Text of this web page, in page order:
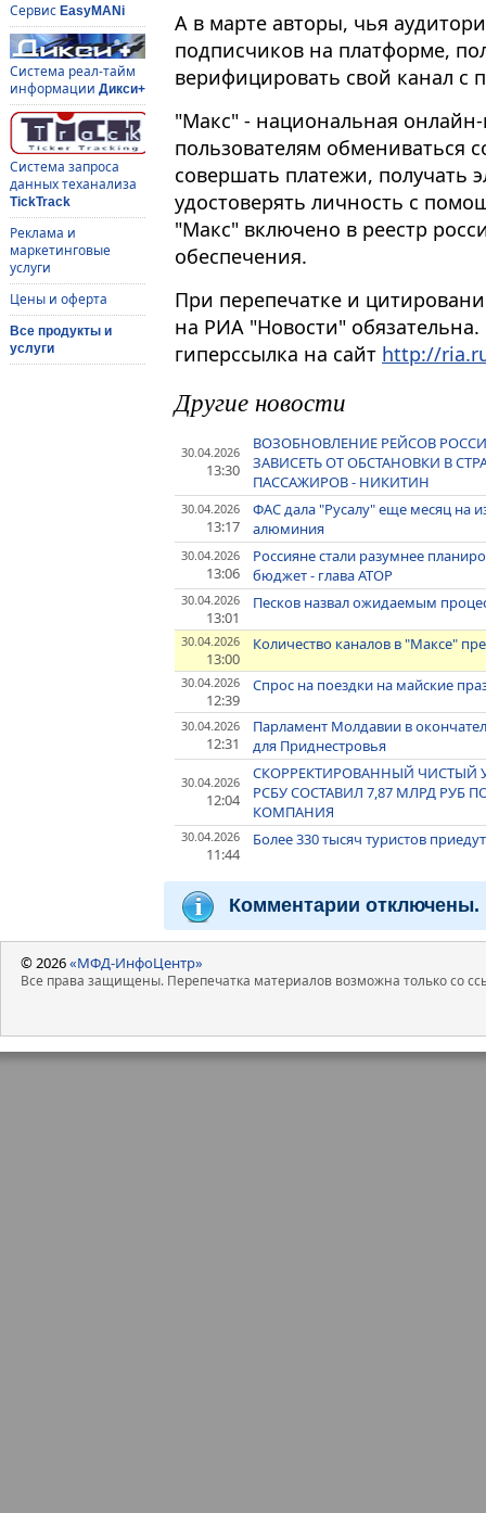
Сервис EasyMANi
Система реал-тайм
информации Дикси+
Система запроса
данных теханализа
TickTrack
Реклама и
маркетинговые
услуги
Цены и оферта
Все продукты и
услуги
А в марте авторы, чья
подписчиков на платформе,
верифицировать свой канал
"Макс" - национальная
пользователям обмениваться
совершать платежи, получать
удостоверять личность с
"Макс" включено в реестр
обеспечения.
При перепечатке и
на РИА "Новости"
гиперссылка на сайт http://
Другие новости
30.04.2026
13:30
ВОЗОБНОВЛЕНИЕ РЕЙСОВ
ЗАВИСЕТЬ ОТ ОБСТАНОВКИ В
ПАССАЖИРОВ - НИКИТИН
30.04.2026
13:17
ФАС дала "Русалу" еще месяц на
алюминия
30.04.2026
13:06
Россияне стали разумнее
бюджет - глава АТОР
30.04.2026
13:01
Песков назвал ожидаемым
30.04.2026
13:00
Количество каналов в "Максе"
30.04.2026
12:39
Спрос на поездки на майские
30.04.2026
12:31
Парламент Молдавии в
для Приднестровья
30.04.2026
12:04
СКОРРЕКТИРОВАННЫЙ ЧИСТЫЙ
РСБУ СОСТАВИЛ 7,87 МЛРД РУБ
КОМПАНИЯ
30.04.2026
11:44
Более 330 тысяч туристов
Комментарии отключены.
© 2026«МФД-ИнфоЦентр»
Все права защищены. Перепечатка материалов возможна только со